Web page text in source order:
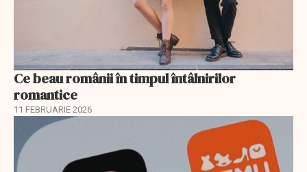
Ce beau românii în timpul întâlnirilor
romantice
11 FEBRUARIE 2026